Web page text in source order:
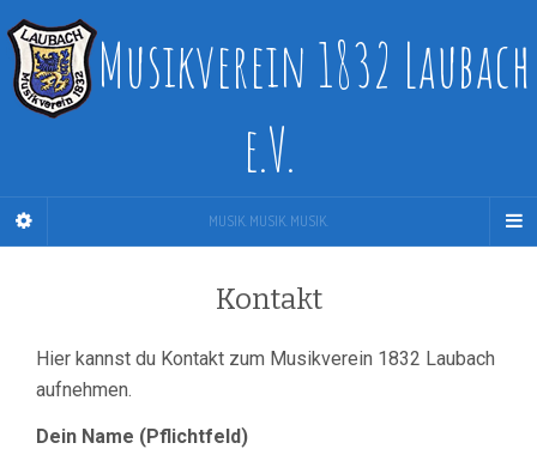
Musikverein 1832 Laubach
e.V.
MUSIK. MUSIK. MUSIK.
Kontakt
Hier kannst du Kontakt zum Musikverein 1832 Laubach
aufnehmen.
Dein Name (Pflichtfeld)